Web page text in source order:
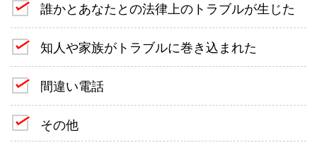
誰かとあなたとの法律上のトラブルが生じた
知人や家族がトラブルに巻き込まれた
間違い電話
その他